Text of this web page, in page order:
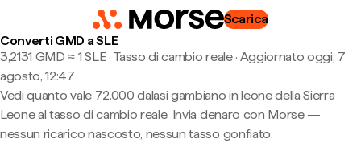
Scarica
Converti GMD a SLE
3,2131 GMD ≈ 1 SLE · Tasso di cambio reale· Aggiornato oggi, 7
agosto, 12:47
Vedi quanto vale 72.000 dalasi gambiano in leone della Sierra
Leone al tasso di cambio reale. Invia denaro con Morse —
nessun ricarico nascosto, nessun tasso gonfiato.